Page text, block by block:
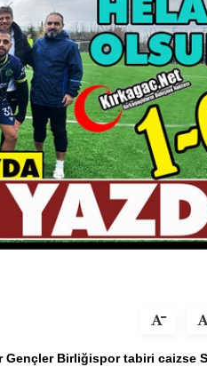
Gençler Birliğispor tabiri caizse